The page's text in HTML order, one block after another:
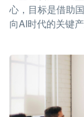
心，目标是借助
向AI时代的关键产